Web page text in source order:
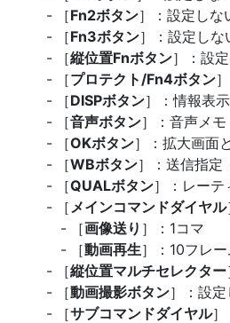
［Fn2ボタン］：設定しな
［Fn3ボタン］：設定しな
［縦位置Fnボタン］：設
［プロテクト/Fn4ボタン
［DISPボタン］：情報表
［音声ボタン］：音声メモ
［OKボタン］：拡大画面
［WBボタン］：送信指定
［QUALボタン］：レーテ
［ メインコマンドダイヤル
［画像送り ］：1コマ
［動画再生］：10フレー
［縦位置マルチセレクター
［動画撮影ボタン］：設
［サブコマンドダイヤル］